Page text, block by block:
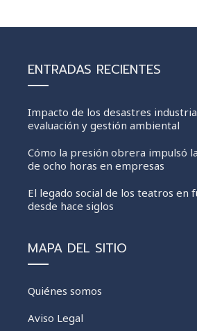
ENTRADAS RECIENTES
Impacto de los desastres
evaluación y gestión ambiental
Cómo la presión obrera impulsó
de ocho horas en empresas
El legado social de los teatros en
desde hace siglos
MAPA DEL SITIO
Quiénes somos
Aviso Legal